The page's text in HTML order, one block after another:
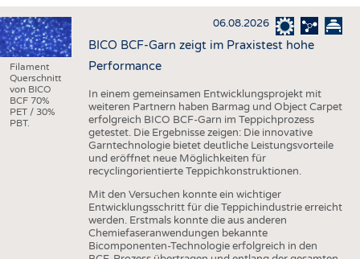
HAUS- UND HEIMTEXTILIEN
BEKLEIDUNG
TESTS
BUSINESS
UNTERNEHMEN
AUSSCHREIBUNGEN
DTV AUSSCHREIBUNGSDIENST
STATISTICS
ADRESSEN & LINKS
BRANCHENTERMINE
Filament
Querschnitt
von BICO
BCF 70%
PET / 30%
PBT.
06.08.2026
BICO BCF-Garn zeigt im Praxistest hohe
Performance
In einem gemeinsamen Entwicklungsprojekt mit
weiteren Partnern haben Barmag und Object Carpet
erfolgreich BICO BCF-Garn im Teppichprozess
getestet. Die Ergebnisse zeigen: Die innovative
Garntechnologie bietet deutliche Leistungsvorteile
und eröffnet neue Möglichkeiten für
recyclingorientierte Teppichkonstruktionen.
Mit den Versuchen konnte ein wichtiger
Entwicklungsschritt für die Teppichindustrie erreicht
werden. Erstmals konnte die aus anderen
Chemiefaseranwendungen bekannte
Bicomponenten-Technologie erfolgreich in den